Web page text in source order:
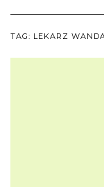
TAG: LEKARZ